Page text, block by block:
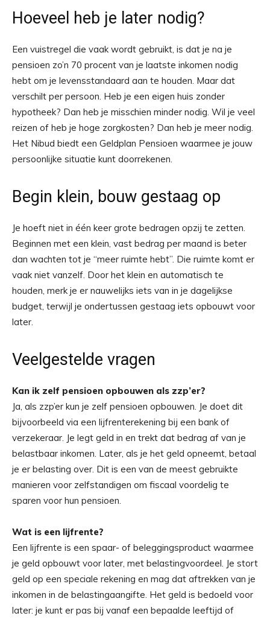
Hoeveel heb je later nodig?
Een vuistregel die vaak wordt gebruikt, is dat je na je
pensioen zo’n 70 procent van je laatste inkomen nodig
hebt om je levensstandaard aan te houden. Maar dat
verschilt per persoon. Heb je een eigen huis zonder
hypotheek? Dan heb je misschien minder nodig. Wil je veel
reizen of heb je hoge zorgkosten? Dan heb je meer nodig.
Het Nibud biedt een Geldplan Pensioen waarmee je jouw
persoonlijke situatie kunt doorrekenen.
Begin klein, bouw gestaag op
Je hoeft niet in één keer grote bedragen opzij te zetten.
Beginnen met een klein, vast bedrag per maand is beter
dan wachten tot je “meer ruimte hebt”. Die ruimte komt er
vaak niet vanzelf. Door het klein en automatisch te
houden, merk je er nauwelijks iets van in je dagelijkse
budget, terwijl je ondertussen gestaag iets opbouwt voor
later.
Veelgestelde vragen
Kan ik zelf pensioen opbouwen als zzp’er?
Ja, als zzp’er kun je zelf pensioen opbouwen. Je doet dit
bijvoorbeeld via een lijfrenterekening bij een bank of
verzekeraar. Je legt geld in en trekt dat bedrag af van je
belastbaar inkomen. Later, als je het geld opneemt, betaal
je er belasting over. Dit is een van de meest gebruikte
manieren voor zelfstandigen om fiscaal voordelig te
sparen voor hun pensioen.
Wat is een lijfrente?
Een lijfrente is een spaar- of beleggingsproduct waarmee
je geld opbouwt voor later, met belastingvoordeel. Je stort
geld op een speciale rekening en mag dat aftrekken van je
inkomen in de belastingaangifte. Het geld is bedoeld voor
later: je kunt er pas bij vanaf een bepaalde leeftijd of